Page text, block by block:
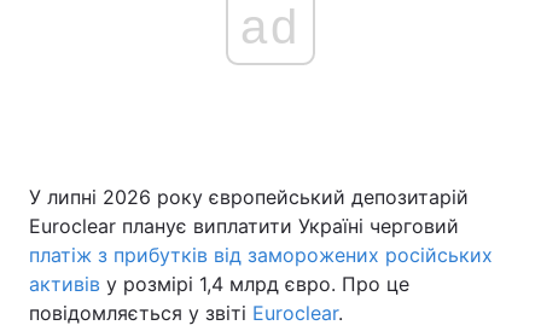
ad
У липні 2026 року європейський депозитарій
Euroclear планує виплатити Україні черговий
платіж з прибутків від заморожених російських
активів у розмірі 1,4 млрд євро. Про це
повідомляється у звіті Euroclear.